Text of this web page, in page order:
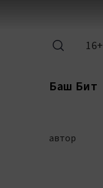
16+
Баш Бит
автор